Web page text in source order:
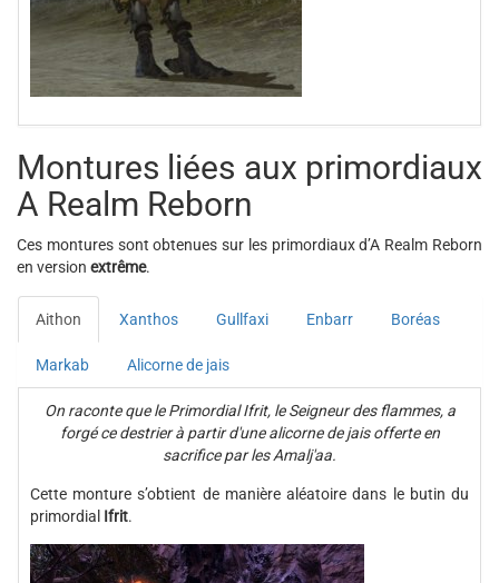
Montures liées aux primordiaux
A Realm Reborn
Ces montures sont obtenues sur les primordiaux d’A Realm Reborn
en version extrême.
Aithon Xanthos Gullfaxi Enbarr Boréas
Markab Alicorne de jais
On raconte que le Primordial Ifrit, le Seigneur des flammes, a
forgé ce destrier à partir d'une alicorne de jais offerte en
sacrifice par les Amalj'aa.
Cette monture s’obtient de manière aléatoire dans le butin du
primordial Ifrit.